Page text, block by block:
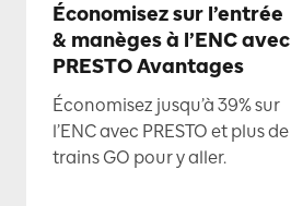
Économisez sur l’entrée
& manèges à l’ENC avec
PRESTO Avantages
Économisez jusqu’à 39% sur
l’ENC avec PRESTO et plus de
trains GO pour y aller.